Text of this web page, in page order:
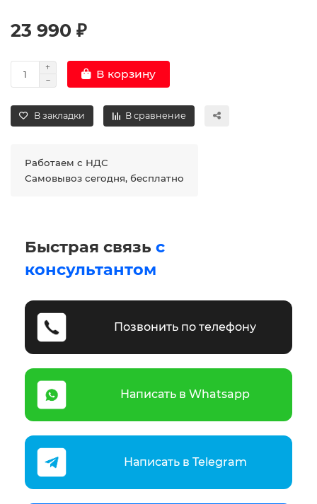
23 990 ₽
В корзину
В закладки В сравнение
Работаем с НДС
Самовывоз сегодня, бесплатно
Быстрая связь с
консультантом
Позвонить по телефону
Написать в Whatsapp
Написать в Telegram